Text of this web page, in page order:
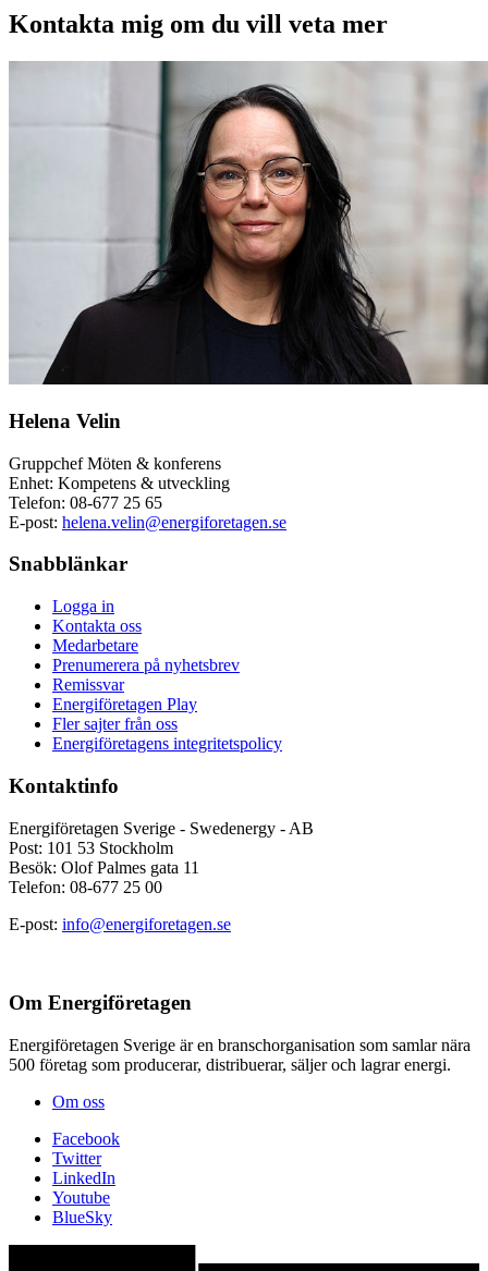
Kontakta mig om du vill veta mer
Helena Velin
Gruppchef Möten & konferens
Enhet: Kompetens & utveckling
Telefon: 08-677 25 65
E-post: helena.velin@energiforetagen.se
Snabblänkar
Logga in
Kontakta oss
Medarbetare
Prenumerera på nyhetsbrev
Remissvar
Energiföretagen Play
Fler sajter från oss
Energiföretagens integritetspolicy
Kontaktinfo
Energiföretagen Sverige - Swedenergy - AB
Post: 101 53 Stockholm
Besök: Olof Palmes gata 11
Telefon: 08-677 25 00
E-post: info@energiforetagen.se
Om Energiföretagen
Energiföretagen Sverige är en branschorganisation som samlar nära
500 företag som producerar, distribuerar, säljer och lagrar energi.
Om oss
Facebook
Twitter
LinkedIn
Youtube
BlueSky